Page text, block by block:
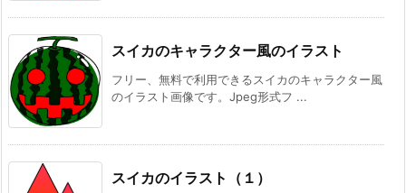
スイカのキャラクター風のイラスト
フリー、無料で利用できるスイカのキャラクター風
のイラスト画像です。Jpeg形式フ ...
スイカのイラスト（１）